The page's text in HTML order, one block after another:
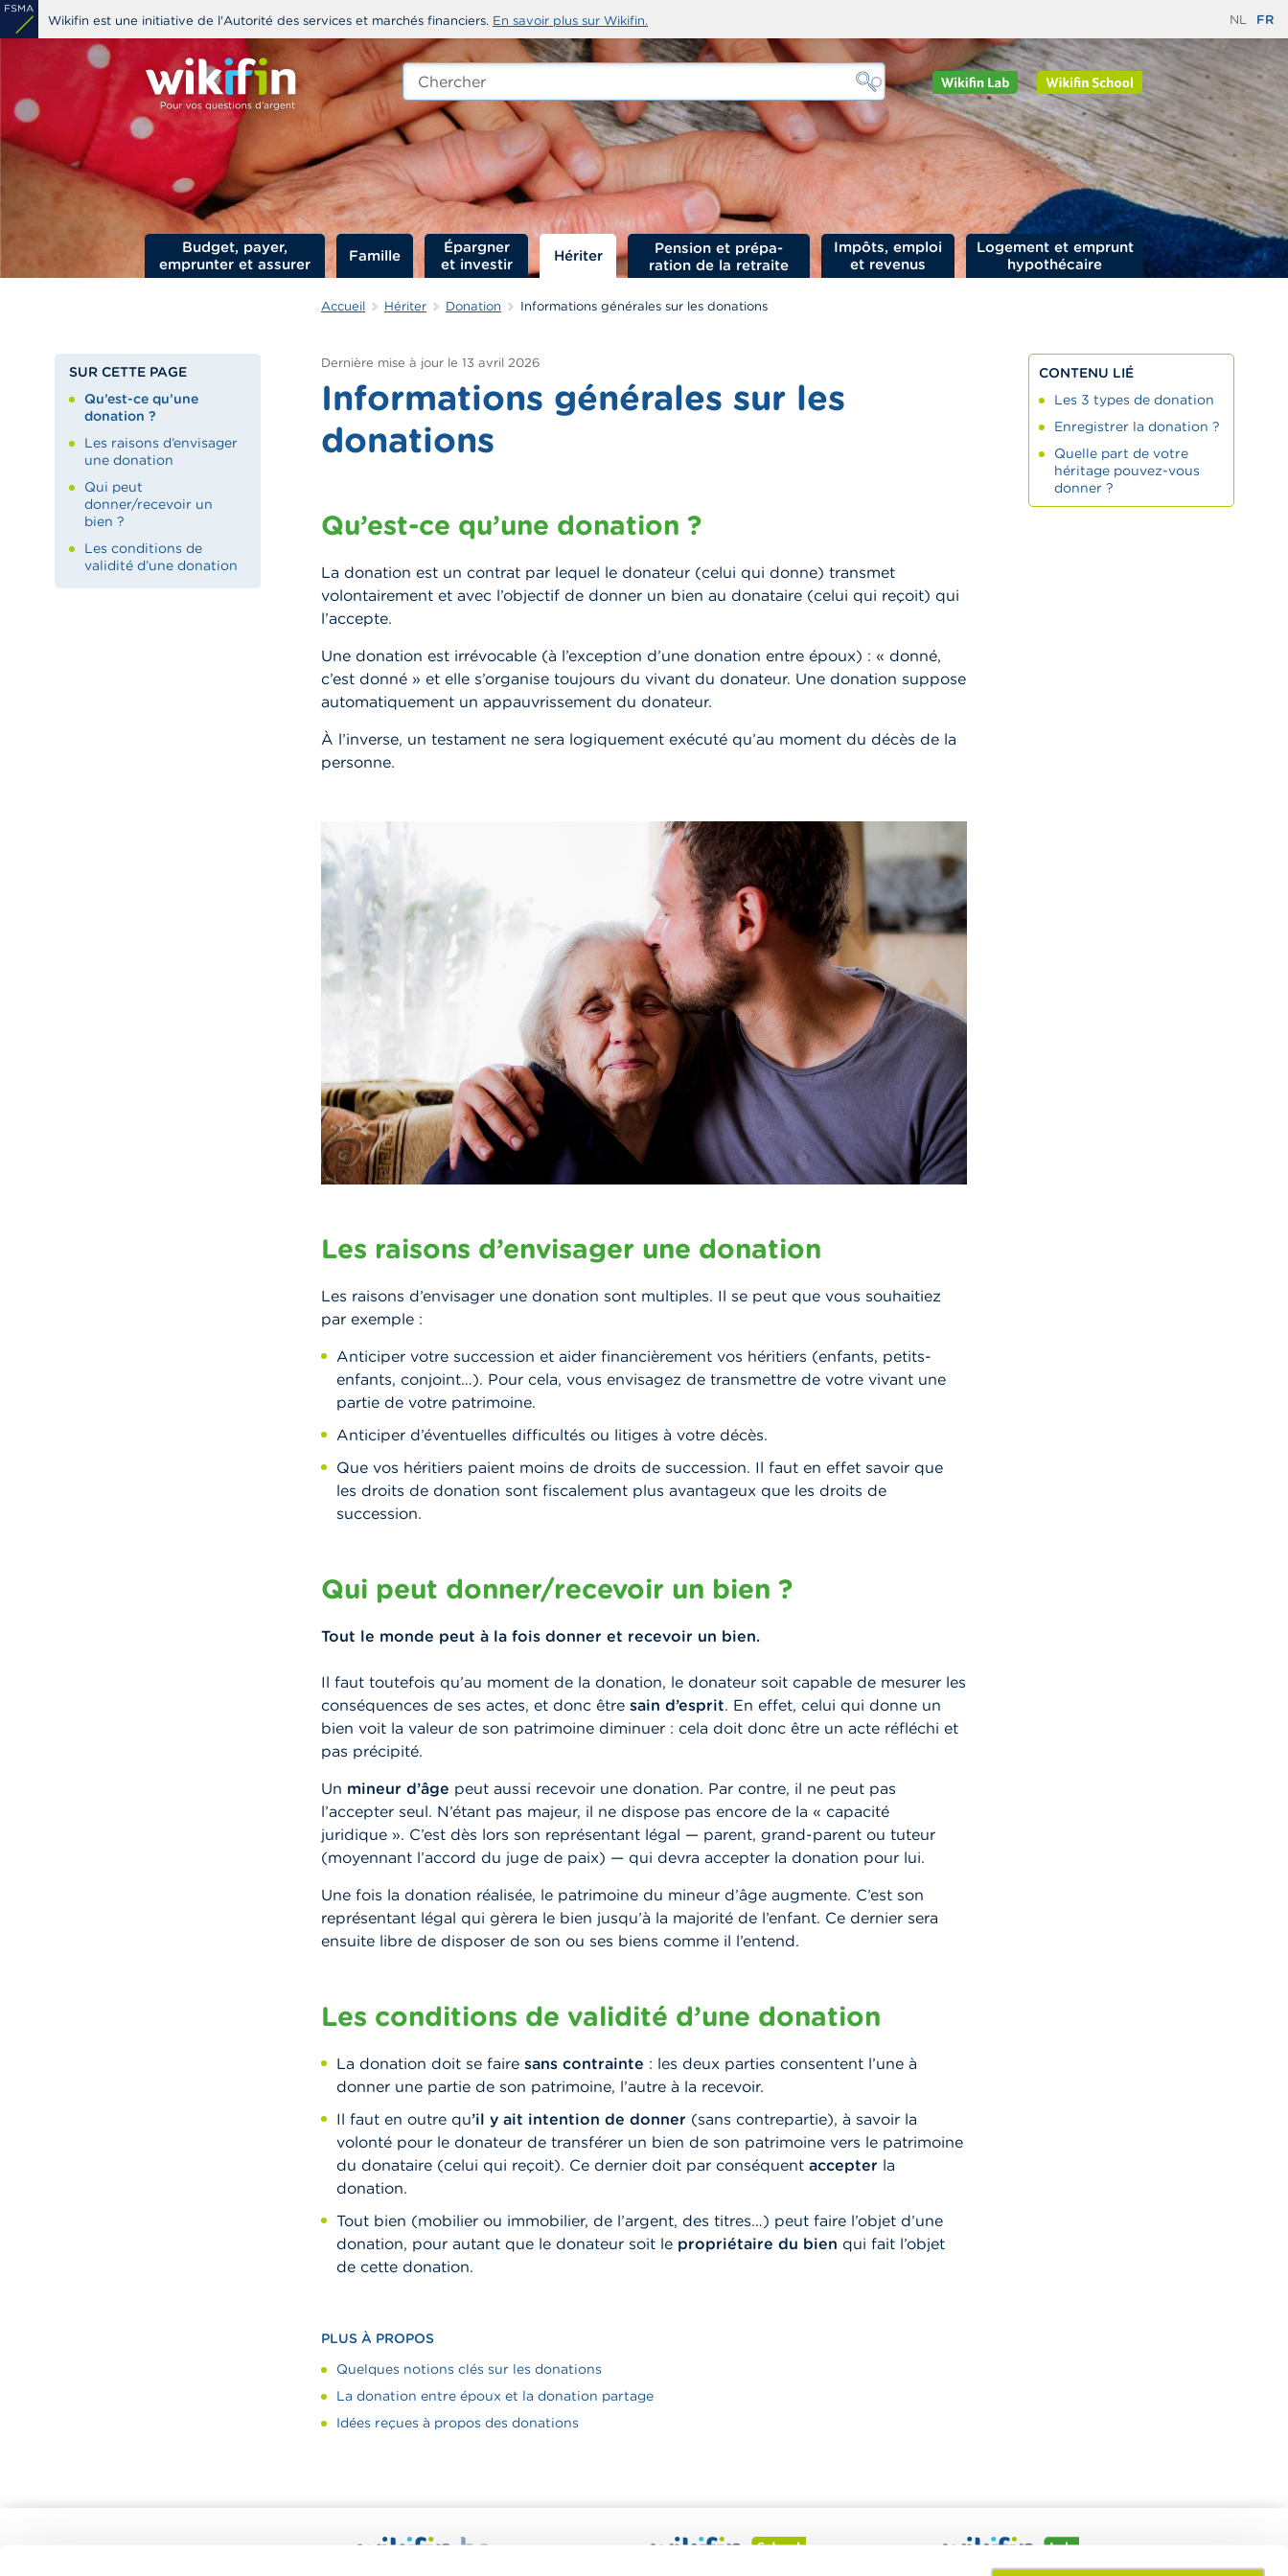
Aller
au
Wikifin est une initiative de l'Autorité des services et marchés financiers. En savoir plus sur Wikifin. NL FR
Chercher
edit-
Budget, payer,
emprunter et assurer
Famille
Épargner
et investir
Hériter
Impôts, emploi
et revenus
Logement et emprunt
hypothécaire
Accueil Hériter Donation Informations générales sur les donations
Dernière mise à jour le 13 avril 2026
Informations générales sur les
donations
SUR CETTE PAGE
Qu’est-ce qu’une
donation ?
Les raisons d’envisager
une donation
Qui peut
donner/recevoir un
bien ?
Les conditions de
validité d’une donation
Qu’est-ce qu’une donation ?
La donation est un contrat par lequel le donateur (celui qui donne) transmet
volontairement et avec l’objectif de donner un bien au donataire (celui qui reçoit) qui
l’accepte.
Une donation est irrévocable (à l’exception d’une donation entre époux) : « donné,
c’est donné » et elle s’organise toujours du vivant du donateur. Une donation suppose
automatiquement un appauvrissement du donateur.
À l’inverse, un testament ne sera logiquement exécuté qu’au moment du décès de la
personne.
Les raisons d’envisager une donation
Les raisons d’envisager une donation sont multiples. Il se peut que vous souhaitiez
par exemple :
Anticiper votre succession et aider financièrement vos héritiers (enfants, petits-
enfants, conjoint…). Pour cela, vous envisagez de transmettre de votre vivant une
partie de votre patrimoine.
Anticiper d’éventuelles difficultés ou litiges à votre décès.
Que vos héritiers paient moins de droits de succession. Il faut en effet savoir que
les droits de donation sont fiscalement plus avantageux que les droits de
succession.
Qui peut donner/recevoir un bien ?
Tout le monde peut à la fois donner et recevoir un bien.
Il faut toutefois qu’au moment de la donation, le donateur soit capable de mesurer les
conséquences de ses actes, et donc être sain d’esprit. En effet, celui qui donne un
bien voit la valeur de son patrimoine diminuer : cela doit donc être un acte réfléchi et
pas précipité.
Un mineur d’âge peut aussi recevoir une donation. Par contre, il ne peut pas
l’accepter seul. N’étant pas majeur, il ne dispose pas encore de la « capacité
juridique ». C’est dès lors son représentant légal — parent, grand-parent ou tuteur
(moyennant l’accord du juge de paix) — qui devra accepter la donation pour lui.
Une fois la donation réalisée, le patrimoine du mineur d’âge augmente. C’est son
représentant légal qui gèrera le bien jusqu’à la majorité de l’enfant. Ce dernier sera
ensuite libre de disposer de son ou ses biens comme il l’entend.
Les conditions de validité d’une donation
La donation doit se faire sans contrainte : les deux parties consentent l’une à
donner une partie de son patrimoine, l’autre à la recevoir.
Il faut en outre qu’il y ait intention de donner (sans contrepartie), à savoir la
volonté pour le donateur de transférer un bien de son patrimoine vers le patrimoine
du donataire (celui qui reçoit). Ce dernier doit par conséquent accepter la
donation.
Tout bien (mobilier ou immobilier, de l’argent, des titres…) peut faire l’objet d’une
donation, pour autant que le donateur soit le propriétaire du bien qui fait l’objet
de cette donation.
CONTENU LIÉ
Les 3 types de donation
Enregistrer la donation ?
Quelle part de votre
héritage pouvez-vous
donner ?
PLUS À PROPOS
Quelques notions clés sur les donations
La donation entre époux et la donation partage
Idées reçues à propos des donations